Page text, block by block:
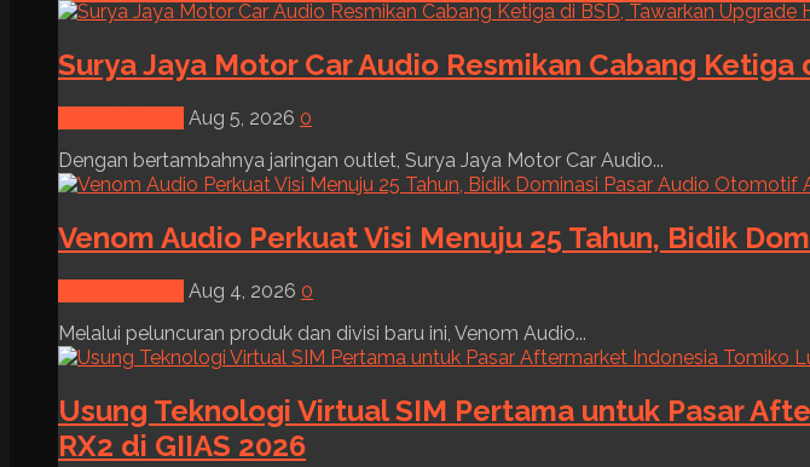
Surya Jaya Motor Car Audio Resmikan Cabang
Aug 5, 2026 0
Dengan bertambahnya jaringan outlet, Surya Jaya Motor Car Audio...
Venom Audio Perkuat Visi Menuju 25 Tahun, Bidik
Aug 4, 2026 0
Melalui peluncuran produk dan divisi baru ini, Venom Audio...
Usung Teknologi Virtual SIM Pertama untuk Pasar
RX2 di GIIAS 2026